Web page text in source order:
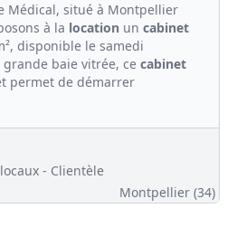
Médical, situé à Montpellier
à la location un cabinet
disponible le samedi
baie vitrée, ce cabinet
permet de démarrer
- Clientèle
Montpellier (34)